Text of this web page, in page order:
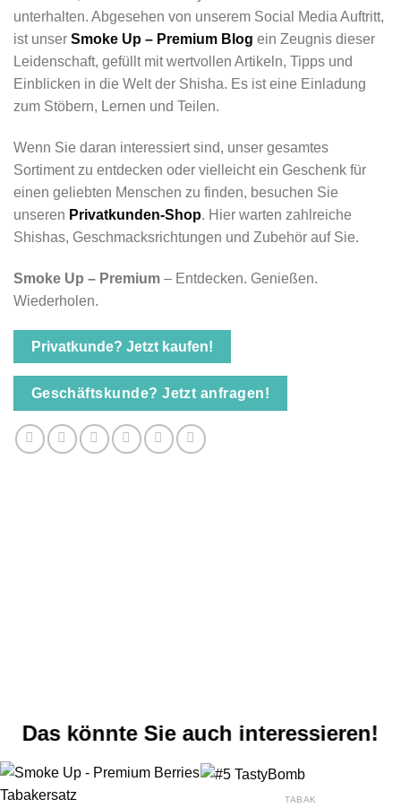
unterhalten. Abgesehen von unserem Social Media Auftritt,
ist unser Smoke Up – Premium Blog ein Zeugnis dieser
Leidenschaft, gefüllt mit wertvollen Artikeln, Tipps und
Einblicken in die Welt der Shisha. Es ist eine Einladung
zum Stöbern, Lernen und Teilen.
Wenn Sie daran interessiert sind, unser gesamtes
Sortiment zu entdecken oder vielleicht ein Geschenk für
einen geliebten Menschen zu finden, besuchen Sie
unseren Privatkunden-Shop. Hier warten zahlreiche
Shishas, Geschmacksrichtungen und Zubehör auf Sie.
Smoke Up – Premium – Entdecken. Genießen.
Wiederholen.
Privatkunde? Jetzt kaufen!
Geschäftskunde? Jetzt anfragen!
Das könnte Sie auch interessieren!
TABAK